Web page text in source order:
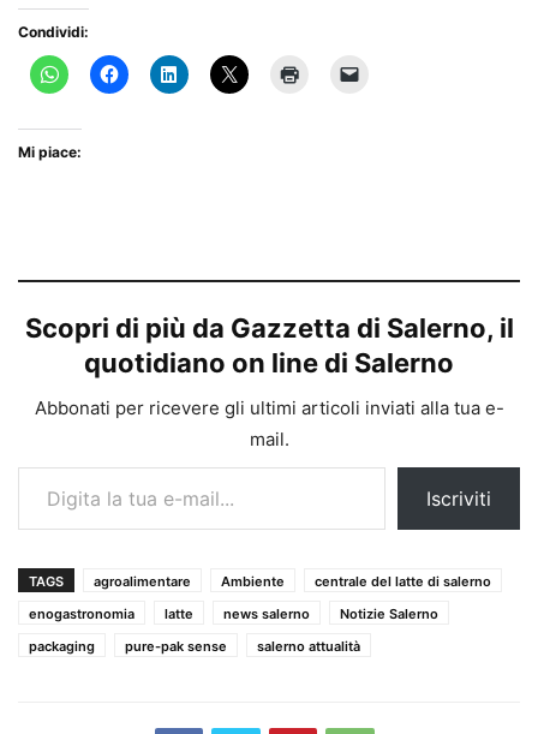
Condividi:
Mi piace:
Scopri di più da Gazzetta di Salerno, il
quotidiano on line di Salerno
Abbonati per ricevere gli ultimi articoli inviati alla tua e-
mail.
Digita la tua e-mail...
Iscriviti
TAGS agroalimentare Ambiente
centrale del latte di salerno
enogastronomia
latte news salerno
Notizie Salerno
packaging
pure-pak sense salerno attualità